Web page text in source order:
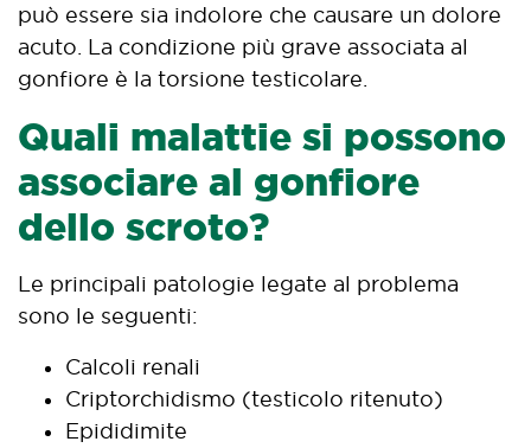
può essere sia indolore che causare un dolore
acuto. La condizione più grave associata al
gonfiore è la torsione testicolare.
Quali malattie si possono
associare al gonfiore
dello scroto?
Le principali patologie legate al problema
sono le seguenti:
Calcoli renali
Criptorchidismo (testicolo ritenuto)
Epididimite